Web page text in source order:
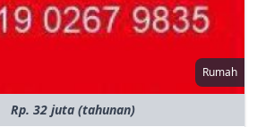
Rumah
Rp. 32 juta (tahunan)